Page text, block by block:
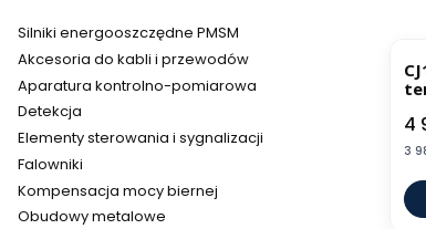
Silniki energooszczędne PMSM
Akcesoria do kabli i przewodów
Aparatura kontrolno-pomiarowa
Detekcja
Elementy sterowania i sygnalizacji
Falowniki
Kompensacja mocy biernej
Obudowy metalowe
4
3